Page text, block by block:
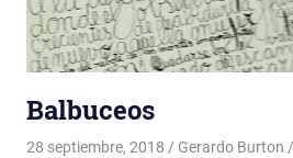
Balbuceos
28 septiembre, 2018 Gerardo Burton